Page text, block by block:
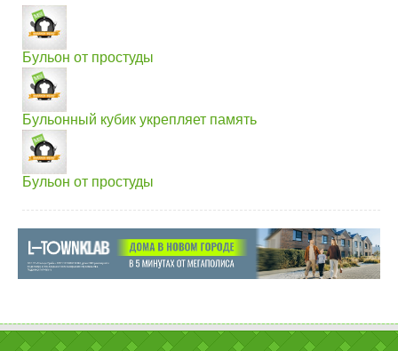
Бульон от простуды
Бульонный кубик укрепляет память
Бульон от простуды